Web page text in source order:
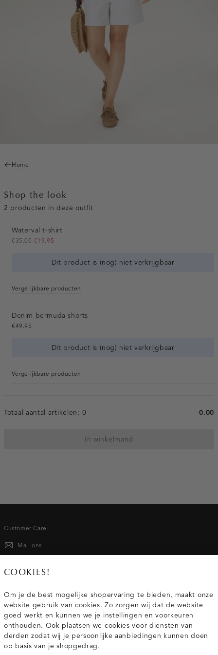
Home
Shop the look
2 producten in deze outfit
Waterval t-shirt
€35.00 €19.95
Dit product is (nog) niet verkrijgbaar
Vergelijkbare producten
Denim bermuda shorts
€49.95
Dit product is (nog) niet verkrijgbaar
Vergelijkbare producten
Totaal aantal artikelen: 0 0.00
In winkelmand
Customer Care
Mail ons
Service
Wij zijn Costes
COOKIES!
Om je de best mogelijke shopervaring te bieden, maakt onze
website gebruik van cookies. Zo zorgen wij dat de website
goed werkt en kunnen we je instellingen en voorkeuren
onthouden. Ook plaatsen we cookies voor diensten van
derden zodat wij je persoonlijke aanbiedingen kunnen doen
op basis van je shopgedrag.